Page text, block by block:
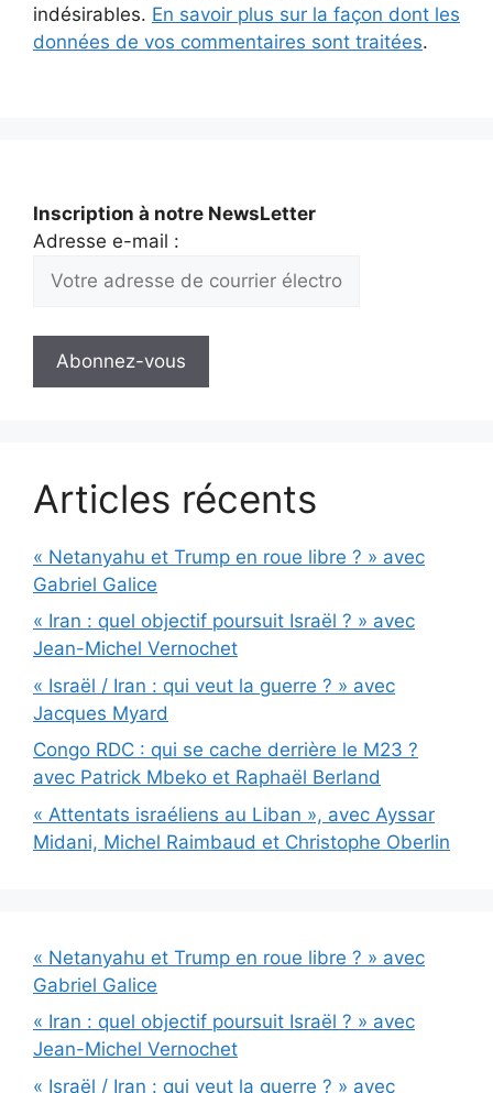
indésirables. En savoir plus sur la façon dont les
données de vos commentaires sont traitées.
Inscription à notre NewsLetter
Adresse e-mail :
Articles récents
« Netanyahu et Trump en roue libre ? » avec
Gabriel Galice
« Iran : quel objectif poursuit Israël ? » avec
Jean-Michel Vernochet
« Israël / Iran : qui veut la guerre ? » avec
Jacques Myard
Congo RDC : qui se cache derrière le M23 ?
avec Patrick Mbeko et Raphaël Berland
« Attentats israéliens au Liban », avec Ayssar
Midani, Michel Raimbaud et Christophe Oberlin
« Netanyahu et Trump en roue libre ? » avec
Gabriel Galice
« Iran : quel objectif poursuit Israël ? » avec
Jean-Michel Vernochet
« Israël / Iran : qui veut la guerre ? » avec